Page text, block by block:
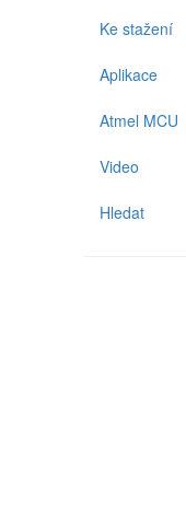
Ke stažení
Aplikace
Atmel MCU
Video
Hledat